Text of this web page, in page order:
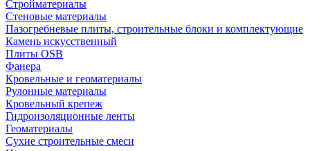
Стройматериалы
Стеновые материалы
Пазогребневые плиты, строительные блоки и комплектующие
Камень искусственный
Плиты OSB
Фанера
Кровельные и геоматериалы
Рулонные материалы
Кровельный крепеж
Гидроизоляционные ленты
Геоматериалы
Сухие строительные смеси